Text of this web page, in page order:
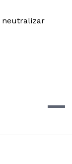
neutralizar